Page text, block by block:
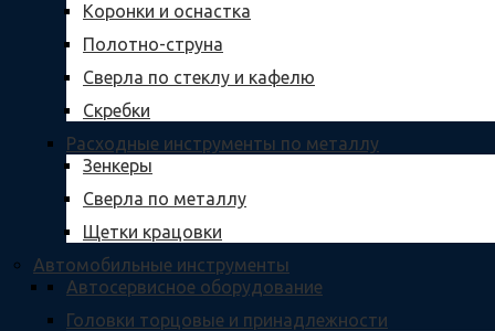
Коронки и оснастка
Полотно-струна
Сверла по стеклу и кафелю
Скребки
Расходные инструменты по металлу
Зенкеры
Сверла по металлу
Щетки крацовки
Автомобильные инструменты
Автосервисное оборудование
Головки торцовые и принадлежности